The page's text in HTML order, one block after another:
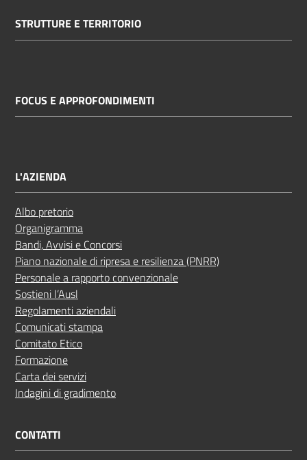
STRUTTURE E TERRITORIO
FOCUS E APPROFONDIMENTI
L'AZIENDA
Albo pretorio
Organigramma
Bandi, Avvisi e Concorsi
Piano nazionale di ripresa e resilienza (PNRR)
Personale a rapporto convenzionale
Sostieni l’Ausl
Regolamenti aziendali
Comunicati stampa
Comitato Etico
Formazione
Carta dei servizi
Indagini di gradimento
CONTATTI